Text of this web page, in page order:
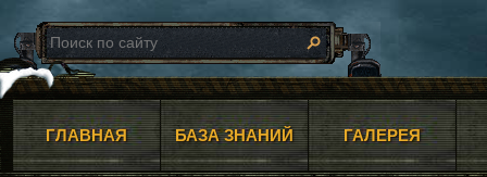
ГЛАВНАЯ БАЗА ЗНАНИЙ ГАЛЕРЕЯ